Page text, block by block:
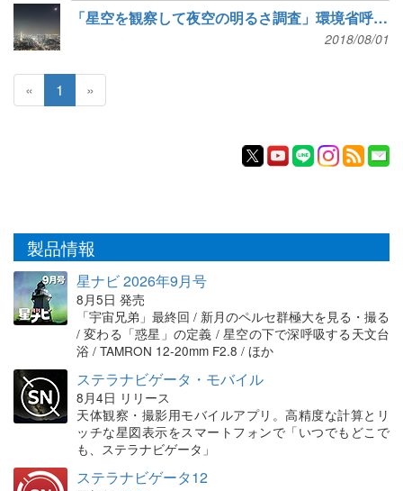
「星空を観察して夜空の明るさ調査」環境省呼びかけ 2日から
2018/08/01
« 1 »
製品情報
星ナビ 2026年9月号
8月5日 発売
「宇宙兄弟」最終回 / 新月のペルセ群極大を見る・撮る
/ 変わる「惑星」の定義 / 星空の下で深呼吸する天文台
浴 / TAMRON 12-20mm F2.8 / ほか
ステラナビゲータ・モバイル
8月4日 リリース
天体観察・撮影用モバイルアプリ。高精度な計算とリ
ッチな星図表示をスマートフォンで「いつでもどこで
も、ステラナビゲータ」
ステラナビゲータ12